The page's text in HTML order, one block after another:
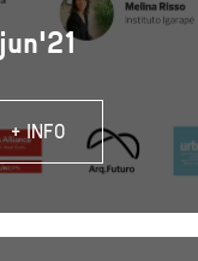
jun'21
+ INFO